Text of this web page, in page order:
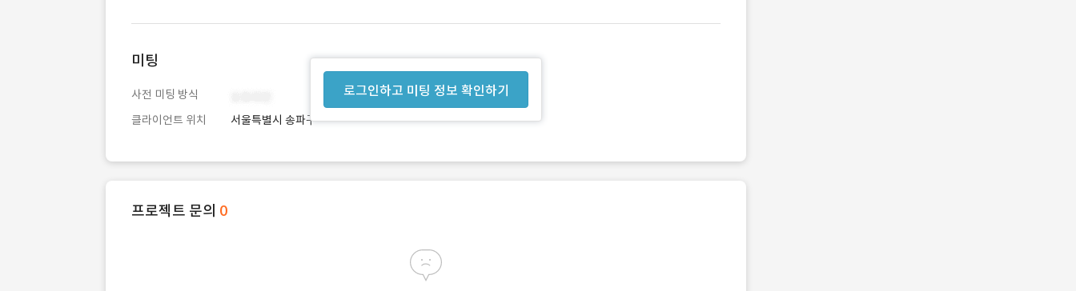
로그인하고 미팅 정보 확인하기
미팅
사전 미팅 방식
클라이언트 위치
서울특별시 송파구
프로젝트 문의 0